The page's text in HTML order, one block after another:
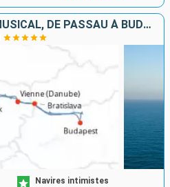
CROISIÈRE LE DANUBE MUSICAL, DE PASSAU À BUDAPEST
Navires intimistes